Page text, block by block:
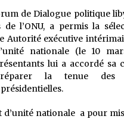
de Dialogue politique
de l’ONU, a permis la
Autorité exécutive
nationale (le 10
lui a accordé sa
la tenue des
d’unité nationale a pour